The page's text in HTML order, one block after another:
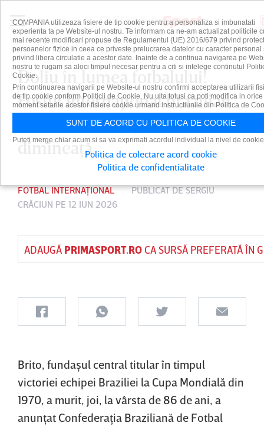
Doliu în lumea fotbalului!
Fostul internaţional brazilian
s-a stins din viaţă în această
dimineaţă
FOTBAL INTERNAȚIONAL PUBLICAT DESERGIU
CRĂCIUN PE 12 IUN 2026
ADAUGĂ PRIMASPORT.ROCA SURSĂ PREFERATĂ ÎN
Brito, fundaşul central titular în timpul
victoriei echipei Braziliei la Cupa Mondială din
1970, a murit, joi, la vârsta de 86 de ani, a
anunţat Confederaţia Braziliană de Fotbal
COMPANIA utilizeaza fisiere de tip cookie pentru a personaliza si imbunatati
experienta ta pe Website-ul nostru. Te informam ca ne-am actualizat politicile
mai recente modificari propuse de Regulamentul (UE) 2016/679 privind
persoanelor fizice in ceea ce priveste prelucrarea datelor cu caracter personal
privind libera circulatie a acestor date. Inainte de a continua navigarea pe
nostru te rugam sa aloci timpul necesar pentru a citi si intelege continutul
Cookie.
Prin continuarea navigarii pe Website-ul nostru confirmi acceptarea utilizarii
de tip cookie conform Politicii de Cookie. Nu uita totusi ca poti modifica in orice
moment setarile acestor fisiere cookie urmand instructiunile din Politica de
SUNT DE ACORD CU POLITICA DE COOKIE
Puteti merge chiar acum si sa va exprimati acordul individual la nivel de
Politica de colectare acord cookie
Politica de confidentialitate